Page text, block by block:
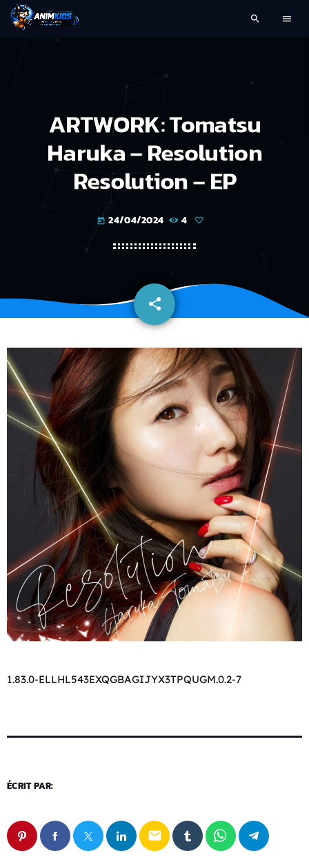
search menu
ARTWORK: Tomatsu
Haruka – Resolution
Resolution – EP
today 24/04/2024 4
share
email
1.83.0-ELLHL543EXQGBAGIJYX3TPQUGM.0.2-7
ÉCRIT PAR:
email